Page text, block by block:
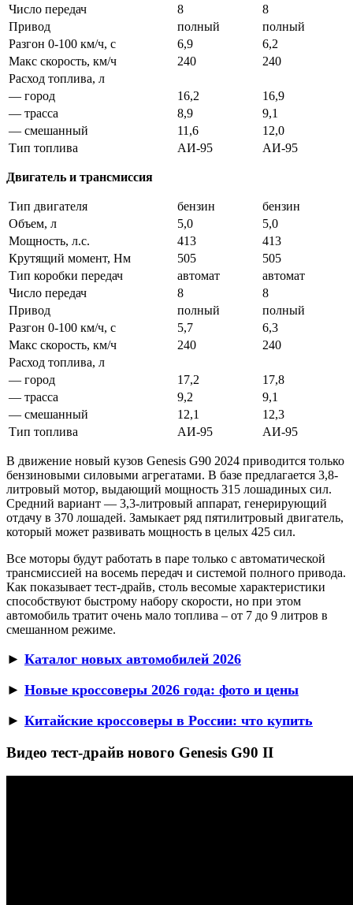
Число передач 8
8
Привод
полный
полный
Разгон 0-100 км/ч, с
6,9
6,2
Макс скорость, км/ч
240
240
Расход топлива, л
— город
16,2
16,9
— трасса
8,9
9,1
— смешанный
11,6
12,0
Тип топлива
АИ-95 АИ-95
Двигатель и трансмиссия
Тип двигателя бензин
бензин
Объем, л
5,0
5,0
Мощность, л.с.
413
413
Крутящий момент, Нм
505
505
Тип коробки передач
автомат
автомат
Число передач
8
8
Привод
полный
полный
Разгон 0-100 км/ч, с
5,7
6,3
Макс скорость, км/ч
240
240
Расход топлива, л
— город
17,2
17,8
— трасса
9,2
9,1
— смешанный
12,1
12,3
Тип топлива
АИ-95 АИ-95
В движение новый кузов Genesis G90 2024 приводится только
бензиновыми силовыми агрегатами. В базе предлагается 3,8-
литровый мотор, выдающий мощность 315 лошадиных сил.
Средний вариант — 3,3-литровый аппарат, генерирующий
отдачу в 370 лошадей. Замыкает ряд пятилитровый двигатель,
который может развивать мощность в целых 425 сил.
Все моторы будут работать в паре только с автоматической
трансмиссией на восемь передач и системой полного привода.
Как показывает тест-драйв, столь весомые характеристики
способствуют быстрому набору скорости, но при этом
автомобиль тратит очень мало топлива – от 7 до 9 литров в
смешанном режиме.
► Каталог новых автомобилей 2026
► Новые кроссоверы 2026 года: фото и цены
► Китайские кроссоверы в России: что купить
Видео тест-драйв нового Genesis G90 II